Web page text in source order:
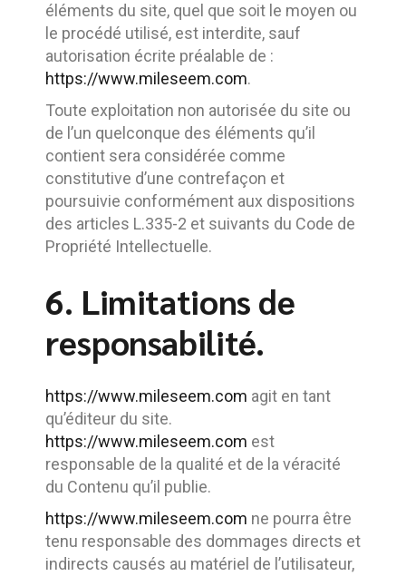
éléments du site, quel que soit le moyen ou
le procédé utilisé, est interdite, sauf
autorisation écrite préalable de :
https://www.mileseem.com.
Toute exploitation non autorisée du site ou
de l’un quelconque des éléments qu’il
contient sera considérée comme
constitutive d’une contrefaçon et
poursuivie conformément aux dispositions
des articles L.335-2 et suivants du Code de
Propriété Intellectuelle.
6. Limitations de
responsabilité.
https://www.mileseem.com agit en tant
qu’éditeur du site.
https://www.mileseem.com est
responsable de la qualité et de la véracité
du Contenu qu’il publie.
https://www.mileseem.com ne pourra être
tenu responsable des dommages directs et
indirects causés au matériel de l’utilisateur,